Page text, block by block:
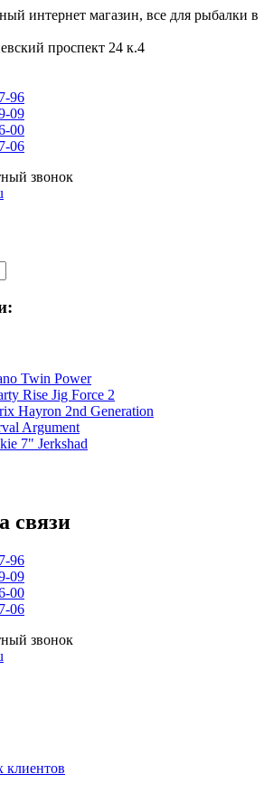
интернет магазин, все для рыбалки в
проспект 24 к.4
96
09
00
06
звонок
Twin Power
Rise Jig Force 2
Hayron 2nd Generation
Argument
7" Jerkshad
связи
96
09
00
06
звонок